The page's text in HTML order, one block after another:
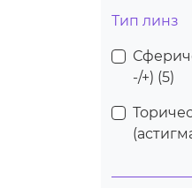
Тип линз
-/+) (5)